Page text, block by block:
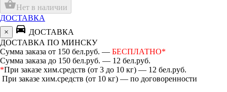
shopping_basketНет в наличии
ДОСТАВКА
×
directions_car ДОСТАВКА
ДОСТАВКА ПО МИНСКУ
Сумма заказа от 150 бел.руб. — БЕСПЛАТНО*
Сумма заказа до 150 бел.руб. — 12 бел.руб.
*При заказе хим.средств (от 3 до 10 кг) — 12 бел.руб.
При заказе хим.средств (от 10 кг) — по договоренности